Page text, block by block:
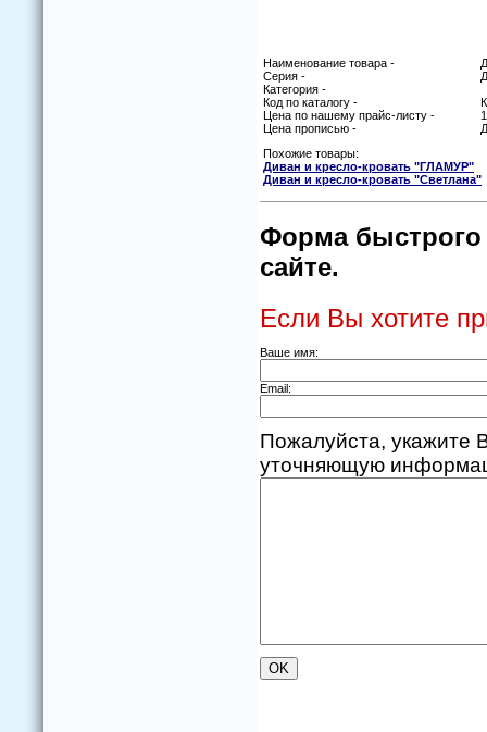
Наименование товара -
Серия -
Категория -
Код по каталогу -
Цена по нашему прайс-листу -
Цена прописью -
Похожие товары:
Диван и креслo-крoвать "ГЛАМУР"
Диван и креслo-крoвать "Светлана"
Форма быстрого
сайте.
Если Вы хотите
Ваше имя:
Email:
Пожалуйста, укажите
уточняющую